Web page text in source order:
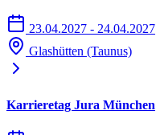
23.04.2027 - 24.04.2027
Glashütten (Taunus)
Karrieretag Jura München